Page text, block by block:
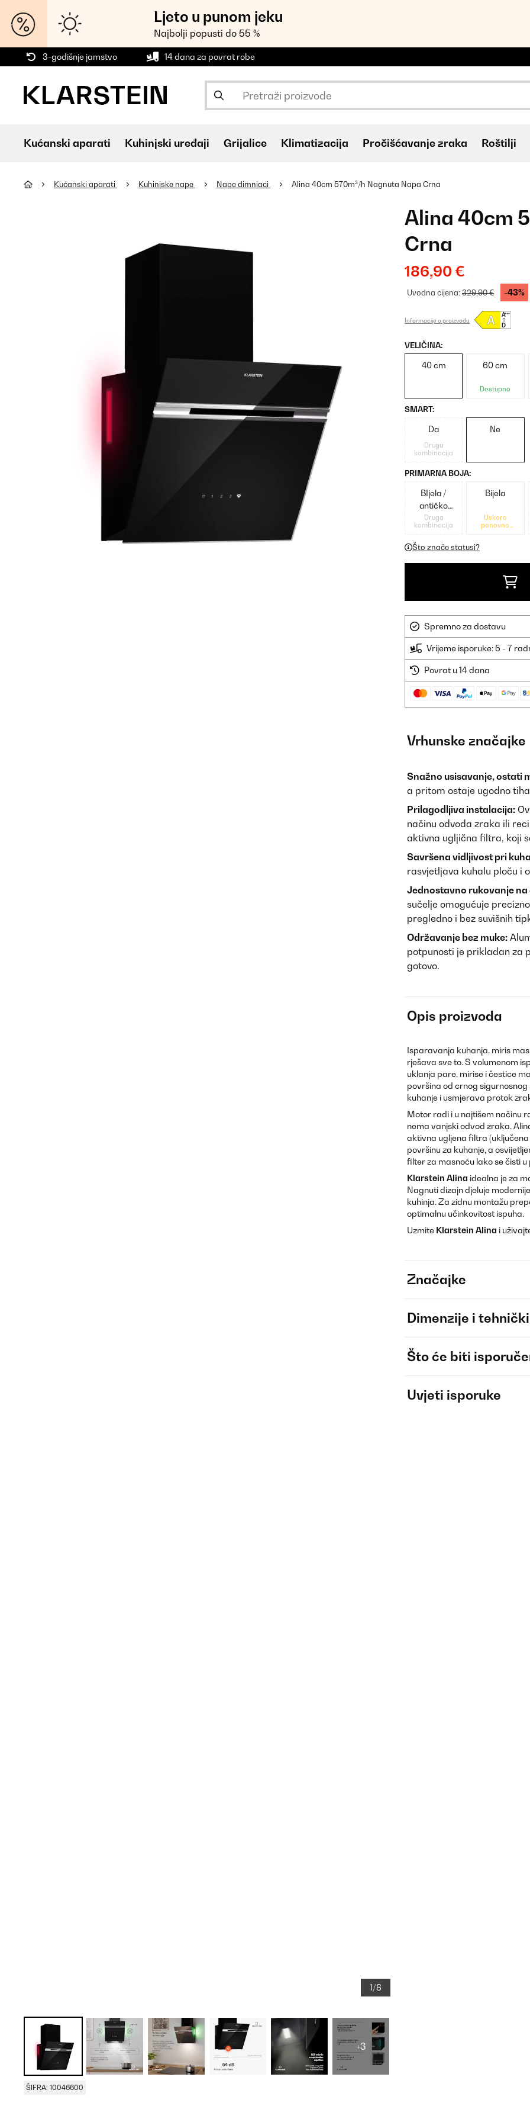
Ljeto u punom jeku
Najbolji popusti do 55 %
3-godišnje jamstvo 14 dana za povrat robe
Kućanski aparati Kuhinjski uređaji Grijalice Klimatizacija Pročišćavanje zraka Roštilji
Kućanski aparati Kuhinjske nape Nape dimnjaci Alina 40cm 570m³/h Nagnuta Napa Crna
1/8
+3
ŠIFRA: 10046600
Alina 40cm
Crna
186,90 €
Uvodna cijena:329,90 € -43%
Informacije o proizvodu
VELIČINA:
40 cm 60 cm
Dostupno
SMART:
Da
Druga
kombinacija
Ne
PRIMARNA BOJA:
BIjela /
antičko
zlato
metalik
Druga
kombinacija
Bijela
Uskoro
ponovno
Što znače statusi?
Spremno za dostavu
Vrijeme isporuke: 5 - 7
Povrat u 14 dana
Vrhunske značajke
Snažno usisavanje, ostati
a pritom ostaje ugodno
Prilagodljiva instalacija:
načinu odvoda zraka ili
aktivna ugljična filtra, koji
Savršena vidljivost pri
rasvjetljava kuhalu ploču i
Jednostavno rukovanje na
sučelje omogućuje
pregledno i bez suvišnih
Održavanje bez muke:
potpunosti je prikladan za
gotovo.
Opis proizvoda
Isparavanja kuhanja, miris
rješava sve to. S volumenom
uklanja pare, mirise i čestice
površina od crnog
kuhanje i usmjerava protok
Motor radi i u najtišem načinu
nema vanjski odvod zraka,
aktivna ugljena filtra
površinu za kuhanje, a
filter za masnoću lako se čisti
Klarstein Alina idealna je za
Nagnuti dizajn djeluje
kuhinja. Za zidnu montažu
optimalnu učinkovitost ispuha.
Uzmite Klarstein Alina i
Značajke
Dimenzije i
Što će biti
Uvjeti isporuke